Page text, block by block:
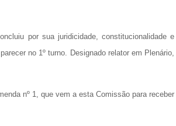
por sua juridicidade, constitucionalidade e
no 1º turno. Designado relator em Plenário,
nº 1, que vem a esta Comissão para receber